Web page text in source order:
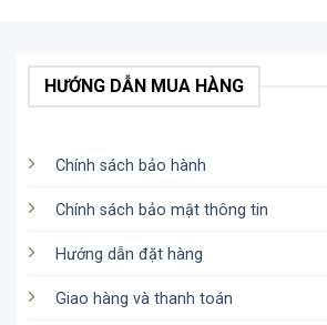
Bên trong tay cầm là một cánh quạt
HƯỚNG DẪN MUA HÀNG
Chính sách bảo hành
Chính sách bảo mật thông tin
Hướng dẫn đặt hàng
Giao hàng và thanh toán